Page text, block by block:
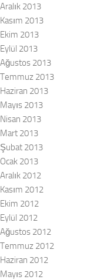
Aralık 2013
Kasım 2013
Ekim 2013
Eylül 2013
Ağustos 2013
Temmuz 2013
Haziran 2013
Mayıs 2013
Nisan 2013
Mart 2013
Şubat 2013
Ocak 2013
Aralık 2012
Kasım 2012
Ekim 2012
Eylül 2012
Ağustos 2012
Temmuz 2012
Haziran 2012
Mayıs 2012